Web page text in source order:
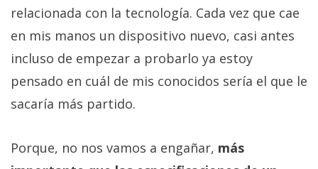
relacionada con la tecnología. Cada vez que cae
en mis manos un dispositivo nuevo, casi antes
incluso de empezar a probarlo ya estoy
pensado en cuál de mis conocidos sería el que le
sacaría más partido.
Porque, no nos vamos a engañar, más